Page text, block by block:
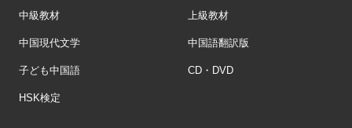
中級教材 上級教材
中国現代文学 中国語翻訳版
子ども中国語 CD・DVD
HSK検定